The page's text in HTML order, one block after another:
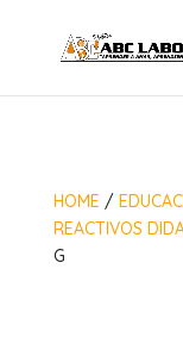
HOME /
REACTIVOS
G